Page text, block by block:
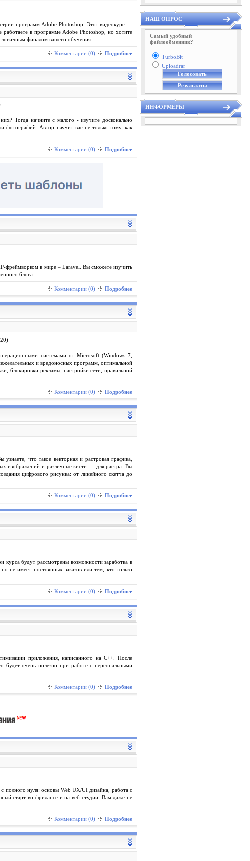
программ Adobe Photoshop. Этот видеокурс —
в программе Adobe Photoshop, но хотите
финалом вашего обучения.
Комментарии (0) Подробнее
Тогда начните с малого - изучите досконально
фотографий. Автор научит вас не только тому, как
Комментарии (0) Подробнее
фреймворком в мире – Laravel. Вы сможете изучить
блога.
Комментарии (0) Подробнее
системами от Microsoft (Windows 7,
и вредоносных программ, оптимальной
блокировки рекламы, настройки сети, правильной
Комментарии (0) Подробнее
что такое векторная и растровая графика,
изображений и различные кисти — для растра. Вы
цифрового рисунка: от линейного скетча до
Комментарии (0) Подробнее
курса будут рассмотрены возможности заработка в
не имеет постоянных заказов или тем, кто только
Комментарии (0) Подробнее
приложения, написанного на C++. После
будет очень полезно при работе с персональными
Комментарии (0) Подробнее
полного нуля: основы Web UX/UI дизайна, работа с
старт во фрилансе и на веб-студии. Вам даже не
Комментарии (0) Подробнее
НАШ ОПРОС
Самый удобный
файлообменник?
TurboBit
Uploadrar
ИНФОРМЕРЫ